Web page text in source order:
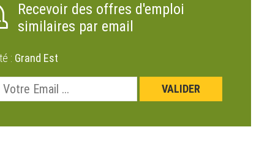
Recevoir des offres d'emploi
similaires par email
: Grand Est